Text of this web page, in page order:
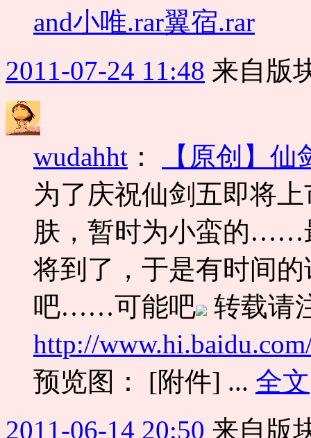
and小唯.rar翼宿.rar
2011-07-24 11:48 来自版
wudahht ：
【原创】
为了庆祝仙剑五即将
肤，暂时为小蛮的……
将到了，于是有时间
吧……可能吧
转载请
http://
预览图： [附件] ... 全文
2011-06-14 20:50 来自版